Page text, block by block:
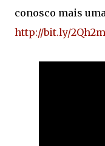
conosco mais
http://bit.ly/